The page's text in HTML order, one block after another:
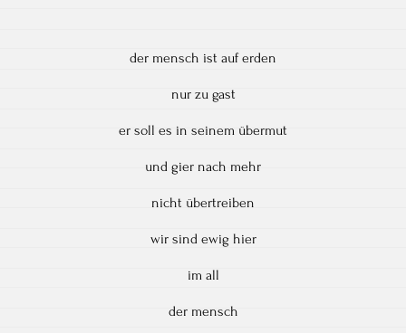
der mensch ist auf erden
nur zu gast
er soll es in seinem übermut
und gier nach mehr
nicht übertreiben
wir sind ewig hier
im all
der mensch